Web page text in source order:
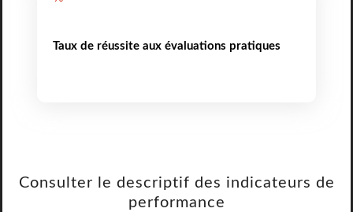
Taux de réussite aux évaluations pratiques
Consulter le descriptif des indicateurs de
performance